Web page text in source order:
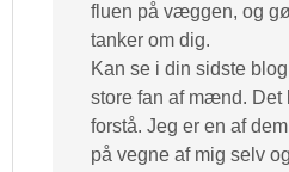
fluen på væggen, og
tanker om dig.
Kan se i din sidste
store fan af mænd. Det
forstå. Jeg er en af
på vegne af mig selv